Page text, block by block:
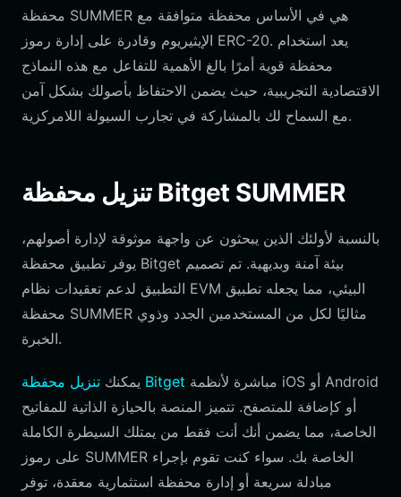
محفظة SUMMER هي في الأساس محفظة متوافقة مع
الإيثيريوم وقادرة على إدارة رموز ERC-20. يعد استخدام
محفظة قوية أمرًا بالغ الأهمية للتفاعل مع هذه النماذج
الاقتصادية التجريبية، حيث يضمن الاحتفاظ بأصولك بشكل آمن
مع السماح لك بالمشاركة في تجارب السيولة اللامركزية.
تنزيل محفظة Bitget SUMMER
بالنسبة لأولئك الذين يبحثون عن واجهة موثوقة لإدارة أصولهم،
يوفر تطبيق محفظة Bitget بيئة آمنة وبديهية. تم تصميم
التطبيق لدعم تعقيدات نظام EVM البيئي، مما يجعله تطبيق
محفظة SUMMER مثاليًا لكل من المستخدمين الجدد وذوي
الخبرة.
يمكنك تنزيل محفظة Bitget
أو كإضافة للمتصفح. تتميز المنصة بالحيازة الذاتية للمفاتيح
الخاصة، مما يضمن أنك أنت فقط من يمتلك السيطرة الكاملة
على رموز SUMMER الخاصة بك. سواء كنت تقوم بإجراء
مبادلة سريعة أو إدارة محفظة استثمارية معقدة، توفر